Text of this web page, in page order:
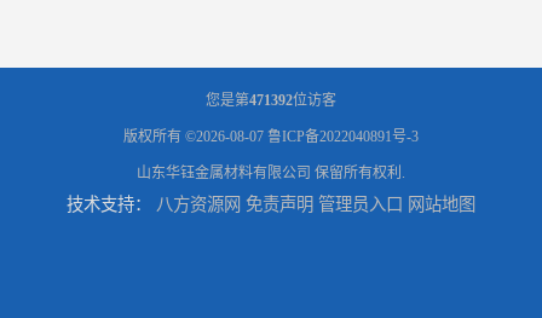
您是第471392位访客
版权所有 ©2026-08-07 鲁ICP备2022040891号-3
山东华钰金属材料有限公司 保留所有权利.
技术支持： 八方资源网 免责声明 管理员入口 网站地图